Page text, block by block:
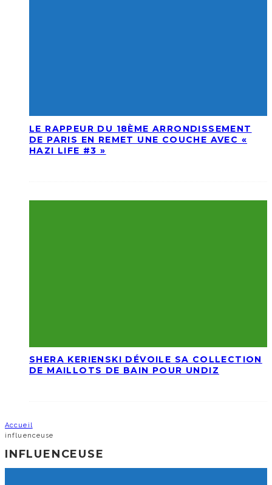
LE RAPPEUR DU 18ÈME ARRONDISSEMENT
DE PARIS EN REMET UNE COUCHE AVEC «
HAZI LIFE #3 »
SHERA KERIENSKI DÉVOILE SA COLLECTION
DE MAILLOTS DE BAIN POUR UNDIZ
Accueil
influenceuse
INFLUENCEUSE